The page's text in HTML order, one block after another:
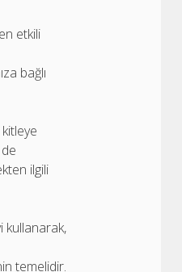
etkili
bağlı
ilgili
kullanarak,
temelidir.